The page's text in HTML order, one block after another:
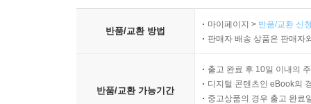
반품/교환 방법
마이페이지 > 반품/교환 신
판매자 배송 상품은 판매자
반품/교환 가능기간
출고 완료 후 10일 이내의
디지털 콘텐츠인 eBook의
중고상품의 경우 출고 완료